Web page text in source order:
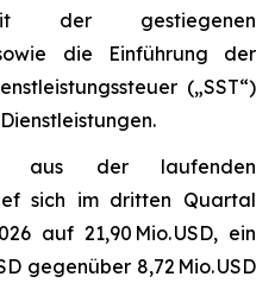
der gestiegenen
die Einführung der
(„SST“)
aus der laufenden
sich im dritten Quartal
auf 21,90 Mio. USD, ein
gegenüber 8,72 Mio. USD